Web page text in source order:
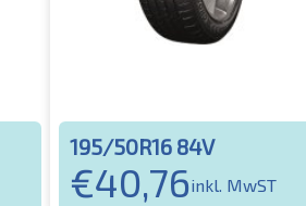
195/50R16 84V
€40,76inkl. MwST